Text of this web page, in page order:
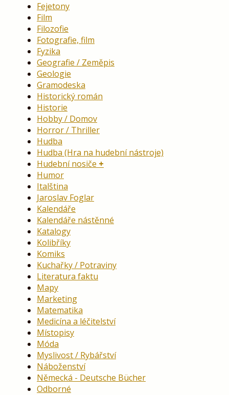
Fejetony
Film
Filozofie
Fotografie, film
Fyzika
Geografie / Zeměpis
Geologie
Gramodeska
Historický román
Historie
Hobby / Domov
Horror / Thriller
Hudba
Hudba (Hra na hudební nástroje)
Hudební nosiče
Humor
Italština
Jaroslav Foglar
Kalendáře
Kalendáře nástěnné
Katalogy
Kolibříky
Komiks
Kuchařky / Potraviny
Literatura faktu
Mapy
Marketing
Matematika
Medicína a léčitelství
Místopisy
Móda
Myslivost / Rybářství
Náboženství
Německá - Deutsche Bücher
Odborné